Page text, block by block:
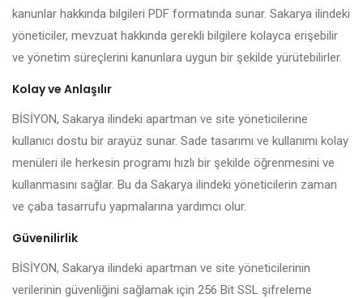
kanunlar hakkında bilgileri PDF formatında sunar. Sakarya ilindeki
yöneticiler, mevzuat hakkında gerekli bilgilere kolayca erişebilir
ve yönetim süreçlerini kanunlara uygun bir şekilde yürütebilirler.
Kolay ve Anlaşılır
BİSİYON, Sakarya ilindeki apartman ve site yöneticilerine
kullanıcı dostu bir arayüz sunar. Sade tasarımı ve kullanımı kolay
menüleri ile herkesin programı hızlı bir şekilde öğrenmesini ve
kullanmasını sağlar. Bu da Sakarya ilindeki yöneticilerin zaman
ve çaba tasarrufu yapmalarına yardımcı olur.
Güvenilirlik
BİSİYON, Sakarya ilindeki apartman ve site yöneticilerinin
verilerinin güvenliğini sağlamak için 256 Bit SSL şifreleme